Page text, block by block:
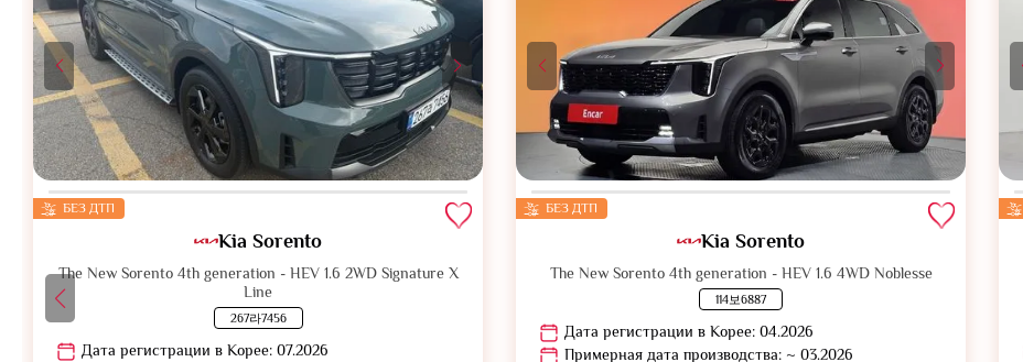
БЕЗ ДТП
Kia Sorento
The New Sorento 4th generation - HEV 1.6 2WD Signature X
Line
267라7456
Дата регистрации в Корее: 07.2026
БЕЗ ДТП
Kia Sorento
The New Sorento 4th generation - HEV 1.6 4WD Noblesse
114보6887
Дата регистрации в Корее: 04.2026
Примерная дата производства: ~ 03.2026